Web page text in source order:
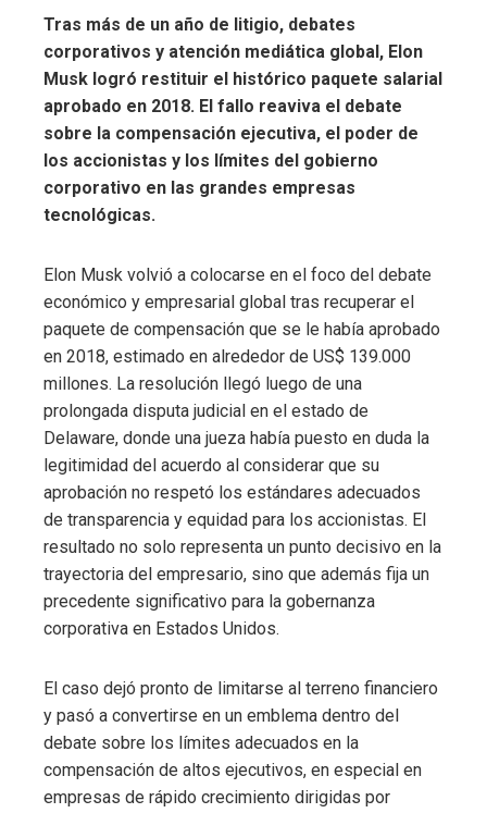
Tras más de un año de litigio, debates
corporativos y atención mediática global, Elon
Musk logró restituir el histórico paquete salarial
aprobado en 2018. El fallo reaviva el debate
sobre la compensación ejecutiva, el poder de
los accionistas y los límites del gobierno
corporativo en las grandes empresas
tecnológicas.
Elon Musk volvió a colocarse en el foco del debate
económico y empresarial global tras recuperar el
paquete de compensación que se le había aprobado
en 2018, estimado en alrededor de US$ 139.000
millones. La resolución llegó luego de una
prolongada disputa judicial en el estado de
Delaware, donde una jueza había puesto en duda la
legitimidad del acuerdo al considerar que su
aprobación no respetó los estándares adecuados
de transparencia y equidad para los accionistas. El
resultado no solo representa un punto decisivo en la
trayectoria del empresario, sino que además fija un
precedente significativo para la gobernanza
corporativa en Estados Unidos.
El caso dejó pronto de limitarse al terreno financiero
y pasó a convertirse en un emblema dentro del
debate sobre los límites adecuados en la
compensación de altos ejecutivos, en especial en
empresas de rápido crecimiento dirigidas por